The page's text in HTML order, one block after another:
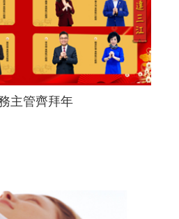
主管齊拜年